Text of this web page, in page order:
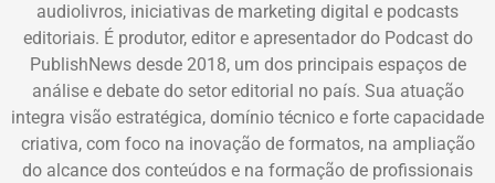
audiolivros, iniciativas de marketing digital e podcasts
editoriais. É produtor, editor e apresentador do Podcast do
PublishNews desde 2018, um dos principais espaços de
análise e debate do setor editorial no país. Sua atuação
integra visão estratégica, domínio técnico e forte capacidade
criativa, com foco na inovação de formatos, na ampliação
do alcance dos conteúdos e na formação de profissionais